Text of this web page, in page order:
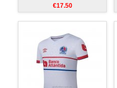
€17.50